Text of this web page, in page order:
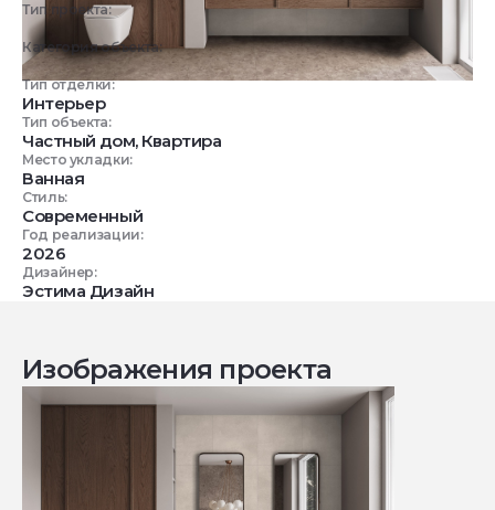
Тип проекта:
3D визуализация
Категория объекта:
Жилые объекты
Тип отделки:
Интерьер
Тип объекта:
Частный дом, Квартира
Место укладки:
Ванная
Стиль:
Современный
Год реализации:
2026
Дизайнер:
Эстима Дизайн
Изображения проекта